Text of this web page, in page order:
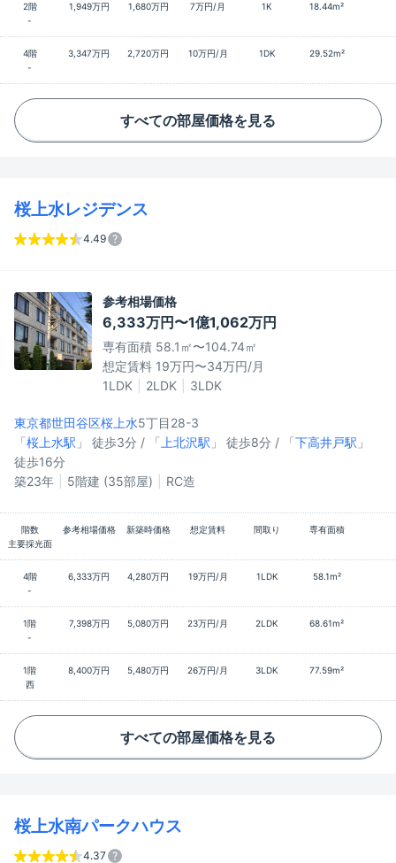
2階 1,949万円 1,680万円 7万円/月 1K
18.44m²
-
4階 3,347万円 2,720万円 10万円/月 1DK
29.52m²
-
すべての部屋価格を見る
桜上水レジデンス
4.49
参考相場価格
6,333万円〜1億1,062万円
専有面積 58.1㎡〜104.74㎡
想定賃料 19万円〜34万円/月
1LDK
2LDK 3LDK
東京都世田谷区桜上水5丁目28-3
「桜上水駅 」 徒歩3分 / 「 上北沢駅 」 徒歩8分 / 「下高井戸駅 」
徒歩16分
築23年
5階建 (35部屋) RC造
階数 参考相場価格 新築時価格 想定賃料 間取り
専有面積
主要採光面
4階 6,333万円 4,280万円 19万円/月 1LDK
58.1m²
-
1階 7,398万円 5,080万円 23万円/月 2LDK
68.61m²
-
1階 8,400万円 5,480万円 26万円/月 3LDK
77.59m²
西
すべての部屋価格を見る
桜上水南パークハウス
4.37